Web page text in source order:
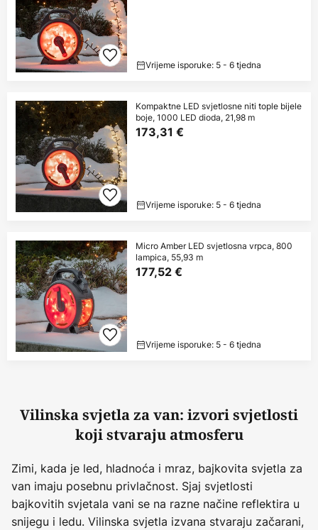
Vrijeme isporuke: 5 - 6 tjedna
Kompaktne LED svjetlosne niti tople bijele
boje, 1000 LED dioda, 21,98 m
173,31 €
Vrijeme isporuke: 5 - 6 tjedna
Micro Amber LED svjetlosna vrpca, 800
lampica, 55,93 m
177,52 €
Vrijeme isporuke: 5 - 6 tjedna
Vilinska svjetla za van: izvori svjetlosti
koji stvaraju atmosferu
Zimi, kada je led, hladnoća i mraz, bajkovita svjetla za
van imaju posebnu privlačnost. Sjaj svjetlosti
bajkovitih svjetala vani se na razne načine reflektira u
snijegu i ledu. Vilinska svjetla izvana stvaraju začarani,